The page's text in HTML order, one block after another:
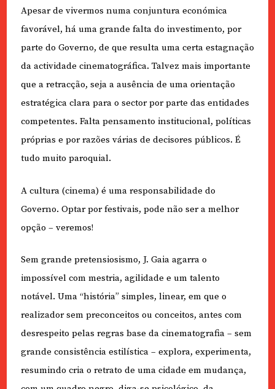
Apesar de vivermos numa conjuntura económica
favorável, há uma grande falta do investimento, por
parte do Governo, de que resulta uma certa estagnação
da actividade cinematográfica. Talvez mais importante
que a retracção, seja a ausência de uma orientação
estratégica clara para o sector por parte das entidades
competentes. Falta pensamento institucional, políticas
próprias e por razões várias de decisores públicos. É
tudo muito paroquial.
A cultura (cinema) é uma responsabilidade do
Governo. Optar por festivais, pode não ser a melhor
opção – veremos!
Sem grande pretensiosismo, J. Gaia agarra o
impossível com mestria, agilidade e um talento
notável. Uma “história” simples, linear, em que o
realizador sem preconceitos ou conceitos, antes com
desrespeito pelas regras base da cinematografia – sem
grande consistência estilística – explora, experimenta,
resumindo cria o retrato de uma cidade em mudança,